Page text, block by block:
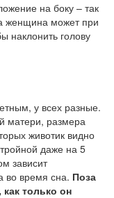
на боку – так
женщина может при
наклонить голову
у всех разные.
матери, размера
животик видно
даже на 5
зависит
во время сна. Поза
только он